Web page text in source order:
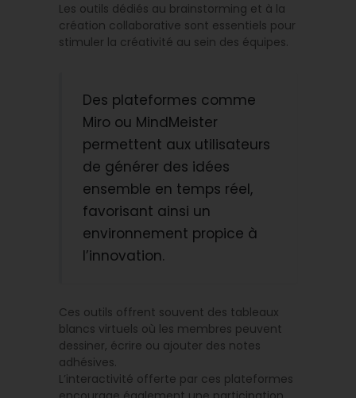
Les outils dédiés au brainstorming et à la
création collaborative sont essentiels pour
stimuler la créativité au sein des équipes.
Des plateformes comme
Miro ou MindMeister
permettent aux utilisateurs
de générer des idées
ensemble en temps réel,
favorisant ainsi un
environnement propice à
l’innovation.
Ces outils offrent souvent des tableaux
blancs virtuels où les membres peuvent
dessiner, écrire ou ajouter des notes
adhésives.
L’interactivité offerte par ces plateformes